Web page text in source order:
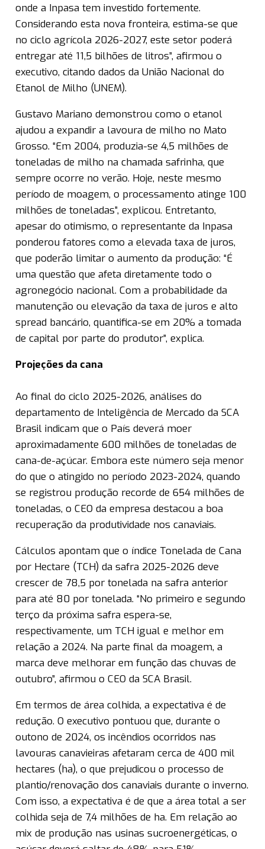
onde a Inpasa tem investido fortemente.
Considerando esta nova fronteira, estima-se que
no ciclo agrícola 2026-2027, este setor poderá
entregar até 11,5 bilhões de litros”, afirmou o
executivo, citando dados da União Nacional do
Etanol de Milho (UNEM).
Gustavo Mariano demonstrou como o etanol
ajudou a expandir a lavoura de milho no Mato
Grosso. “Em 2004, produzia-se 4,5 milhões de
toneladas de milho na chamada safrinha, que
sempre ocorre no verão. Hoje, neste mesmo
período de moagem, o processamento atinge 100
milhões de toneladas”, explicou. Entretanto,
apesar do otimismo, o representante da Inpasa
ponderou fatores como a elevada taxa de juros,
que poderão limitar o aumento da produção: “É
uma questão que afeta diretamente todo o
agronegócio nacional. Com a probabilidade da
manutenção ou elevação da taxa de juros e alto
spread bancário, quantifica-se em 20% a tomada
de capital por parte do produtor”, explica.
Projeções da cana
Ao final do ciclo 2025-2026, análises do
departamento de Inteligência de Mercado da SCA
Brasil indicam que o País deverá moer
aproximadamente 600 milhões de toneladas de
cana-de-açúcar. Embora este número seja menor
do que o atingido no período 2023-2024, quando
se registrou produção recorde de 654 milhões de
toneladas, o CEO da empresa destacou a boa
recuperação da produtividade nos canaviais.
Cálculos apontam que o índice Tonelada de Cana
por Hectare (TCH) da safra 2025-2026 deve
crescer de 78,5 por tonelada na safra anterior
para até 80 por tonelada. “No primeiro e segundo
terço da próxima safra espera-se,
respectivamente, um TCH igual e melhor em
relação a 2024. Na parte final da moagem, a
marca deve melhorar em função das chuvas de
outubro”, afirmou o CEO da SCA Brasil.
Em termos de área colhida, a expectativa é de
redução. O executivo pontuou que, durante o
outono de 2024, os incêndios ocorridos nas
lavouras canavieiras afetaram cerca de 400 mil
hectares (ha), o que prejudicou o processo de
plantio/renovação dos canaviais durante o inverno.
Com isso, a expectativa é de que a área total a ser
colhida seja de 7,4 milhões de ha. Em relação ao
mix de produção nas usinas sucroenergéticas, o